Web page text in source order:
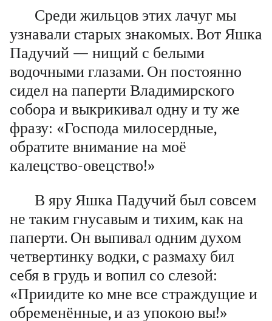
Среди жильцов этих лачуг мы
узнавали старых знакомых. Вот Яшка
Падучий — нищий с белыми
водочными глазами. Он постоянно
сидел на паперти Владимирского
собора и выкрикивал одну и ту же
фразу: «Господа милосердные,
обратите внимание на моё
калецство-овецство!»
В яру Яшка Падучий был совсем
не таким гнусавым и тихим, как на
паперти. Он выпивал одним духом
четвертинку водки, с размаху бил
себя в грудь и вопил со слезой:
«Приидите ко мне все страждущие и
обременённые, и аз упокою вы!»